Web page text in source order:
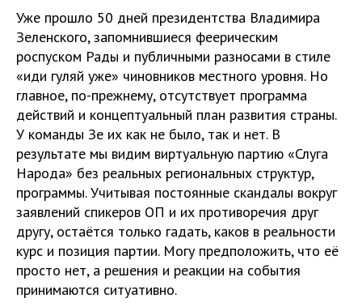
Уже прошло 50 дней президентства Владимира
Зеленского, запомнившиеся феерическим
роспуском Рады и публичными разносами в стиле
«иди гуляй уже» чиновников местного уровня. Но
главное, по-прежнему, отсутствует программа
действий и концептуальный план развития страны.
У команды Зе их как не было, так и нет. В
результате мы видим виртуальную партию «Слуга
Народа» без реальных региональных структур,
программы. Учитывая постоянные скандалы вокруг
заявлений спикеров ОП и их противоречия друг
другу, остаётся только гадать, каков в реальности
курс и позиция партии. Могу предположить, что её
просто нет, а решения и реакции на события
принимаются ситуативно.